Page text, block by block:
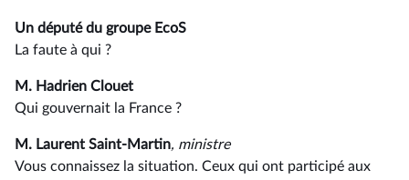
Un député du groupe EcoS
La faute à qui ?
M. Hadrien Clouet
Qui gouvernait la France ?
M. Laurent Saint-Martin, ministre
Vous connaissez la situation. Ceux qui ont participé aux